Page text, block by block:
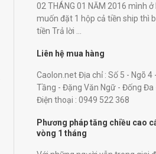
02 THÁNG 01 NĂM 2016 mình ở
muốn đặt 1 hộp cả tiền ship thì
tiền Trả lời ...
Liên hệ mua hàng
Caolon.net Địa chỉ : Số 5 - Ngõ 4
Tầng - Đặng Văn Ngữ - Đống Đa
Điện thoại : 0949 522 368
Phương pháp tăng chiều cao
vòng 1 tháng